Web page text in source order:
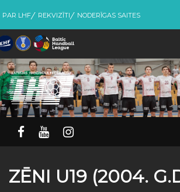
PAR LHF REKVIZĪTI NODERĪGAS SAITES
ZĒNI U19 (2004.